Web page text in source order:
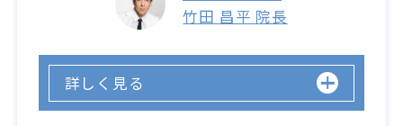
竹田 昌平 院長
詳しく見る